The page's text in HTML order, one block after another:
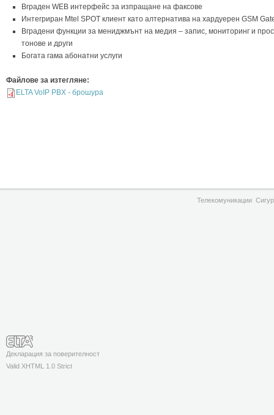
Вграден WEB интерфейс за изпращане на факсове
Интегриран Mtel SPOT клиент като алтернатива на хардуерен GSM
Вградени функции за мениджмънт на медия – запис, мониторинг и
тонове и други
Богата гама абонатни услуги
Файлове за изтегляне:
ELTA VoIP PBX - брошура
Телекомуникации
Декларация за поверителност
Valid XHTML 1.0 Strict